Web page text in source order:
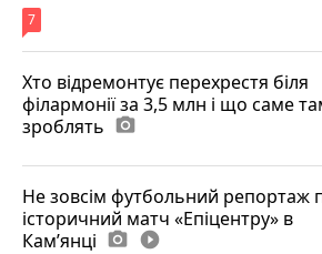
7
Хто відремонтує перехрестя біля
філармонії за 3,5 млн і що саме
зроблять photo_camera
Не зовсім футбольний репортаж
історичний матч «Епіцентру» в
Камʼянці photo_camera play_circle_filled